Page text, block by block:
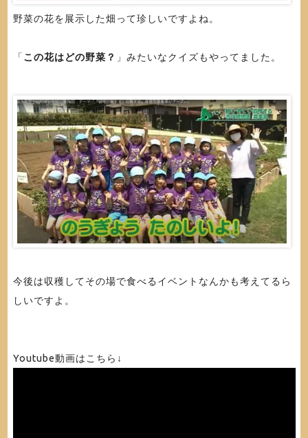
野菜の花を展示した畑って珍しいですよね。
「 この花はどの野菜？ 」みたいなクイズもやってました。
今後は収穫してその場で食べるイベントなんかも考えてるら
しいですよ。
Youtube動画はこちら↓